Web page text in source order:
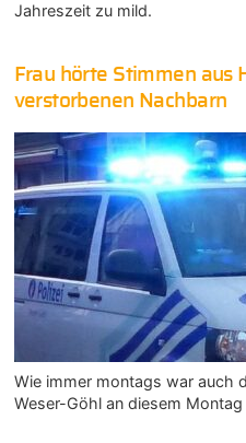
Jahreszeit zu mild.
Frau hörte Stimmen aus
verstorbenen Nachbarn
Wie immer montags war auch
Weser-Göhl an diesem